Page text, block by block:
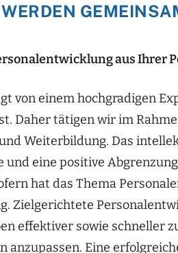
WERDEN
aus Ihrer
von einem hochgradigen
Daher tätigen wir im
Weiterbildung. Das
und eine positive
hat das Thema
Zielgerichtete
effektiver sowie schneller
anzupassen. Eine